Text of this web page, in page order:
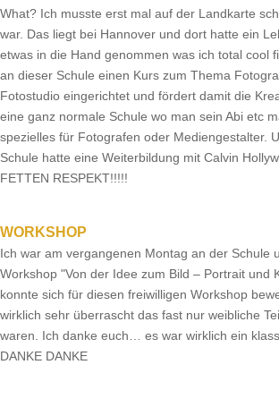
What? Ich musste erst mal auf der Landkarte
war. Das liegt bei Hannover und dort hatte ein
etwas in die Hand genommen was ich total cool
an dieser Schule einen Kurs zum Thema
Fotostudio eingerichtet und fördert damit die
eine ganz normale Schule wo man sein Abi etc
spezielles für Fotografen oder Mediengestalter.
Schule hatte eine Weiterbildung mit Calvin
FETTEN RESPEKT!!!!!
WORKSHOP
Ich war am vergangenen Montag an der Schule
Workshop "Von der Idee zum Bild – Portrait und
konnte sich für diesen freiwilligen Workshop
wirklich sehr überrascht das fast nur weibliche
waren. Ich danke euch… es war wirklich ein
DANKE DANKE